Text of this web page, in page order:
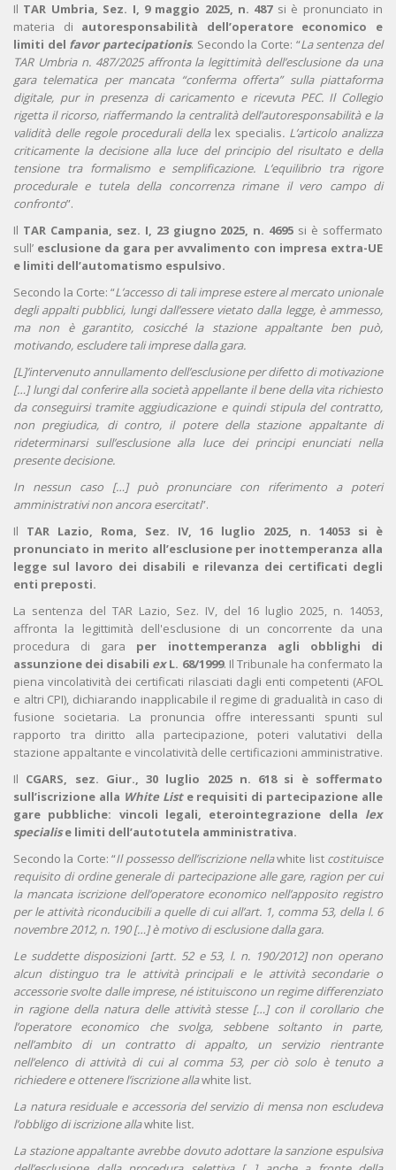
Il TAR Umbria, Sez. I, 9 maggio 2025, n. 487 si è pronunciato in
materia di autoresponsabilità dell’operatore economico e
limiti del favor partecipationis. Secondo la Corte: “La sentenza del
TAR Umbria n. 487/2025 affronta la legittimità dell’esclusione da una
gara telematica per mancata “conferma offerta” sulla piattaforma
digitale, pur in presenza di caricamento e ricevuta PEC. Il Collegio
rigetta il ricorso, riaffermando la centralità dell’autoresponsabilità e la
validità delle regole procedurali della lex specialis. L’articolo analizza
criticamente la decisione alla luce del principio del risultato e della
tensione tra formalismo e semplificazione. L’equilibrio tra rigore
procedurale e tutela della concorrenza rimane il vero campo di
confronto”.
Il TAR Campania, sez. I, 23 giugno 2025, n. 4695 si è soffermato
sull’ esclusione da gara per avvalimento con impresa extra-UE
e limiti dell’automatismo espulsivo.
Secondo la Corte: “L’accesso di tali imprese estere al mercato unionale
degli appalti pubblici, lungi dall’essere vietato dalla legge, è ammesso,
ma non è garantito, cosicché la stazione appaltante ben può,
motivando, escludere tali imprese dalla gara.
[L]’intervenuto annullamento dell’esclusione per difetto di motivazione
[…] lungi dal conferire alla società appellante il bene della vita richiesto
da conseguirsi tramite aggiudicazione e quindi stipula del contratto,
non pregiudica, di contro, il potere della stazione appaltante di
rideterminarsi sull’esclusione alla luce dei principi enunciati nella
presente decisione.
In nessun caso […] può pronunciare con riferimento a poteri
amministrativi non ancora esercitati”.
Il TAR Lazio, Roma, Sez. IV, 16 luglio 2025, n. 14053 si è
pronunciato in merito all’esclusione per inottemperanza alla
legge sul lavoro dei disabili e rilevanza dei certificati degli
enti preposti.
La sentenza del TAR Lazio, Sez. IV, del 16 luglio 2025, n. 14053,
affronta la legittimità dell'esclusione di un concorrente da una
procedura di gara per inottemperanza agli obblighi di
assunzione dei disabili exL. 68/1999. Il Tribunale ha confermato la
piena vincolatività dei certificati rilasciati dagli enti competenti (AFOL
e altri CPI), dichiarando inapplicabile il regime di gradualità in caso di
fusione societaria. La pronuncia offre interessanti spunti sul
rapporto tra diritto alla partecipazione, poteri valutativi della
stazione appaltante e vincolatività delle certificazioni amministrative.
Il CGARS, sez. Giur., 30 luglio 2025 n. 618 si è soffermato
sull’iscrizione alla White Liste requisiti di partecipazione alle
gare pubbliche: vincoli legali, eterointegrazione della lex
specialise limiti dell’autotutela amministrativa.
Secondo la Corte: “Il possesso dell’iscrizione nellawhite listcostituisce
requisito di ordine generale di partecipazione alle gare, ragion per cui
la mancata iscrizione dell’operatore economico nell’apposito registro
per le attività riconducibili a quelle di cui all’art. 1, comma 53, della l. 6
novembre 2012, n. 190 […] è motivo di esclusione dalla gara.
Le suddette disposizioni [artt. 52 e 53, l. n. 190/2012] non operano
alcun distinguo tra le attività principali e le attività secondarie o
accessorie svolte dalle imprese, né istituiscono un regime differenziato
in ragione della natura delle attività stesse […] con il corollario che
l’operatore economico che svolga, sebbene soltanto in parte,
nell’ambito di un contratto di appalto, un servizio rientrante
nell’elenco di attività di cui al comma 53, per ciò solo è tenuto a
richiedere e ottenere l’iscrizione allawhite list.
La natura residuale e accessoria del servizio di mensa non escludeva
l’obbligo di iscrizione allawhite list.
La stazione appaltante avrebbe dovuto adottare la sanzione espulsiva